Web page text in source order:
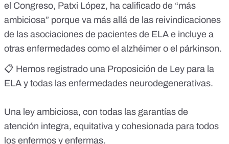
el Congreso, Patxi López, ha calificado de “más
ambiciosa” porque va más allá de las reivindicaciones
de las asociaciones de pacientes de ELA e incluye a
otras enfermedades como el alzhéimer o el párkinson.
📋 Hemos registrado una Proposición de Ley para la
ELA y todas las enfermedades neurodegenerativas.
Una ley ambiciosa, con todas las garantías de
atención integra, equitativa y cohesionada para todos
los enfermos y enfermas.